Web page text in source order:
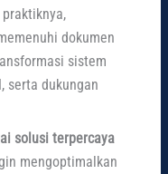
dokumen
sistem
serta dukungan
solusi terpercaya
mengoptimalkan